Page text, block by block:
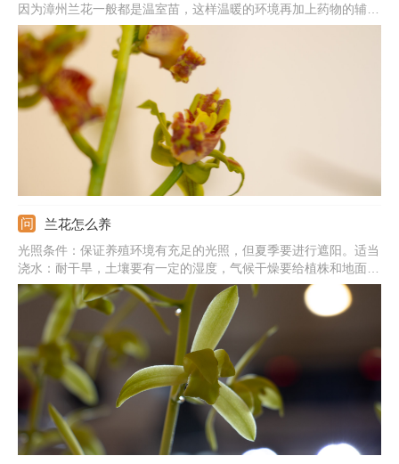
因为漳州兰花一般都是温室苗，这样温暖的环境再加上药物的辅助
生长，购买后植株无法适应自然环境就会死亡。在养殖漳州兰花
时，应选择透气、疏松且肥沃的土壤，它的根系脆弱，土壤中不能
有积水，以免烂根，养殖环境的通风性还要足够好。
兰花怎么养
光照条件：保证养殖环境有充足的光照，但夏季要进行遮阳。适当
浇水：耐干旱，土壤要有一定的湿度，气候干燥要给植株和地面喷
水。基质环境：栽培基质要有良好的透气性，表面可铺上水苔进行
保水。注意事项：北方地区过冬要注意防寒，可搬到室内，并调整
温度在5℃以上。